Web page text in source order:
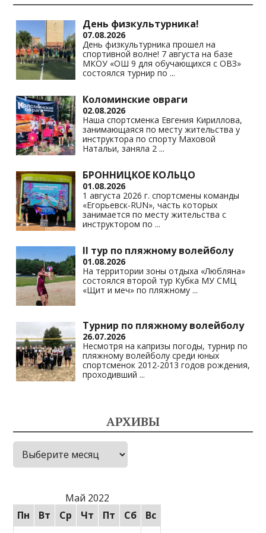
as
s
ni
ki
m p
p
n
k
День физкультурника!
07.08.2026
День физкультурника прошел на
спортивной волне! 7 августа на базе
МКОУ «ОШ 9 для обучающихся с ОВЗ»
состоялся турнир по ...
Коломинские овраги
02.08.2026
Наша спортсменка Евгения Кириллова,
занимающаяся по месту жительства у
инструктора по спорту Маховой
Натальи, заняла 2 ...
БРОННИЦКОЕ КОЛЬЦО
01.08.2026
1 августа 2026 г. спортсмены команды
«Егорьевск-RUN», часть которых
занимается по месту жительства с
инструктором по ...
II тур по пляжному волейболу
01.08.2026
На территории зоны отдыха «Любляна»
состоялся второй тур Кубка МУ СМЦ
«Щит и меч» по пляжному ...
Турнир по пляжному волейболу
26.07.2026
Несмотря на капризы погоды, турнир по
пляжному волейболу среди юных
спортсменок 2012-2013 годов рождения,
проходивший ...
АРХИВЫ
Архивы
Май 2022
Пн
Вт Ср Чт Пт Сб
Вс